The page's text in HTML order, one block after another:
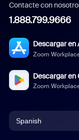
Contacte con
1.888.799.9666
Descargar en
Zoom
Descargar en
Zoom
Spanish